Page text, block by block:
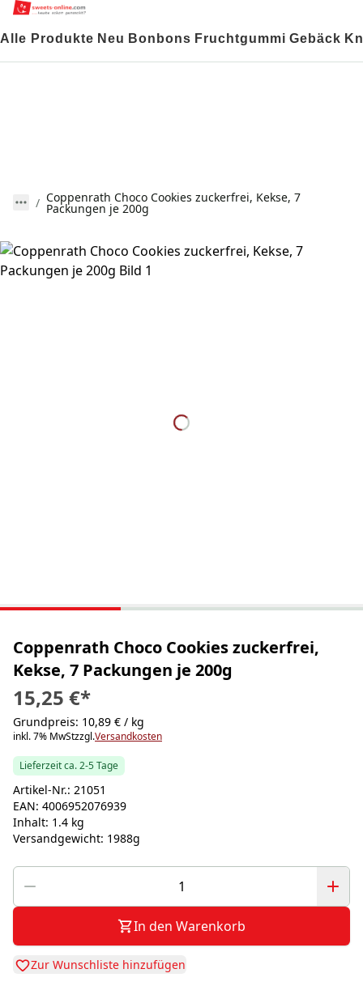
Alle Produkte Neu Bonbons Fruchtgummi Gebäck
Coppenrath Choco Cookies zuckerfrei, Kekse, 7
Packungen je 200g
Coppenrath Choco Cookies zuckerfrei,
Kekse, 7 Packungen je 200g
15,25 €*
Grundpreis: 10,89 € / kg
inkl. 7% MwStzzgl.Versandkosten
Lieferzeit ca. 2-5 Tage
Artikel-Nr.: 21051
EAN: 4006952076939
Inhalt: 1.4 kg
Versandgewicht: 1988g
In den Warenkorb
Zur Wunschliste hinzufügen